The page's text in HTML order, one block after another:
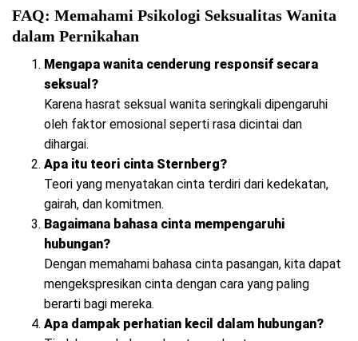
FAQ: Memahami Psikologi Seksualitas Wanita
dalam Pernikahan
Mengapa wanita cenderung responsif secara
seksual?
Karena hasrat seksual wanita seringkali dipengaruhi
oleh faktor emosional seperti rasa dicintai dan
dihargai.
Apa itu teori cinta Sternberg?
Teori yang menyatakan cinta terdiri dari kedekatan,
gairah, dan komitmen.
Bagaimana bahasa cinta mempengaruhi
hubungan?
Dengan memahami bahasa cinta pasangan, kita dapat
mengekspresikan cinta dengan cara yang paling
berarti bagi mereka.
Apa dampak perhatian kecil dalam hubungan?